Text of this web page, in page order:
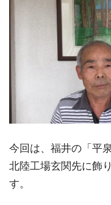
今回は、福井の「平
北陸工場玄関先に飾
す。